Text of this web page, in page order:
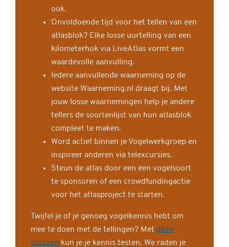
ook.
Onvoldoende tijd voor het tellen van een
atlasblok? Elke losse uurtelling van een
kilometerhok via LiveAtlas vormt een
waardevolle aanvulling.
Iedere aanvullende waarneming op de
website Waarneming.nl draagt bij. Met
jouw losse waarnemingen help je andere
tellers de soortenlijst van hun atlasblok
compleet te maken.
Word actief binnen je Vogelwerkgroep en
inspireer anderen via telexcursies.
Steun de atlas door een een vogelsoort
te sponsoren of een crowdfundingactie
voor het atlasproject te starten.
Twijfel je of je genoeg vogelkennis hebt om
mee te doen met de tellingen? Met deze
quizzen kun je je kennis testen. We raden je